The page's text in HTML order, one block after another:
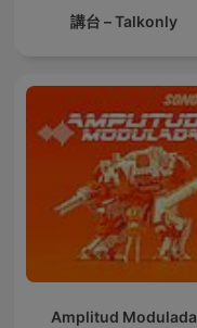
講台 – Talkonly
Amplitud Modulada